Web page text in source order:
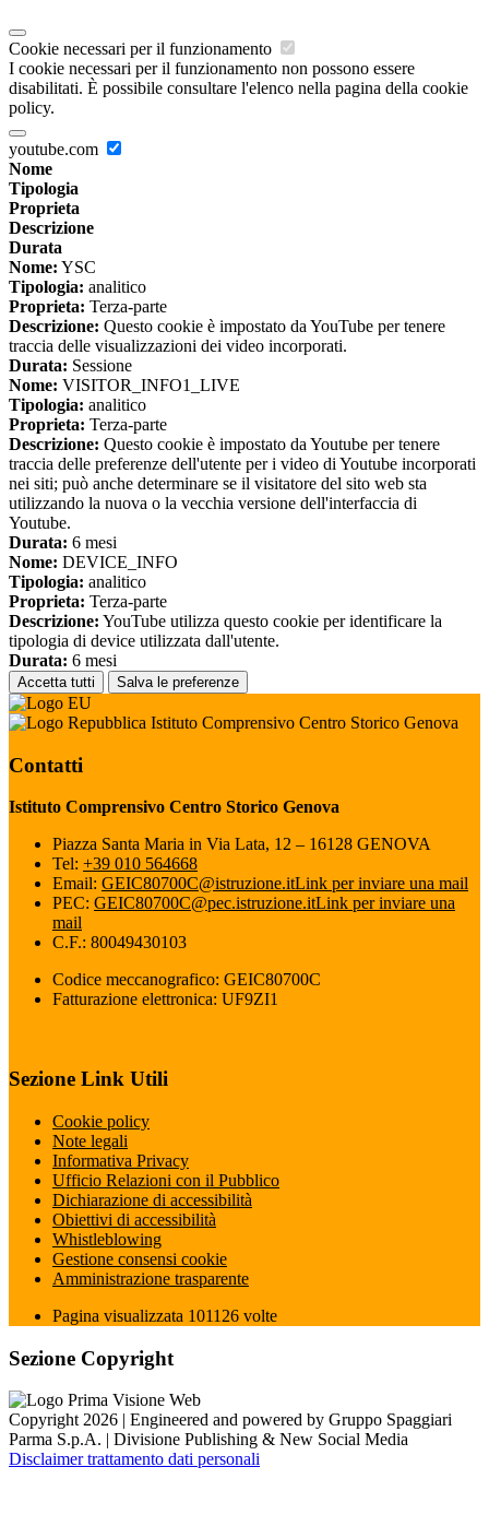
Cookie necessari per il funzionamento
I cookie necessari per il funzionamento non possono essere
disabilitati. È possibile consultare l'elenco nella pagina della cookie
policy.
youtube.com
Nome
Tipologia
Proprieta
Descrizione
Durata
Nome: YSC
Tipologia: analitico
Proprieta: Terza-parte
Descrizione: Questo cookie è impostato da YouTube per tenere
traccia delle visualizzazioni dei video incorporati.
Durata: Sessione
Nome: VISITOR_INFO1_LIVE
Tipologia: analitico
Proprieta: Terza-parte
Descrizione: Questo cookie è impostato da Youtube per tenere
traccia delle preferenze dell'utente per i video di Youtube incorporati
nei siti; può anche determinare se il visitatore del sito web sta
utilizzando la nuova o la vecchia versione dell'interfaccia di
Youtube.
Durata: 6 mesi
Nome: DEVICE_INFO
Tipologia: analitico
Proprieta: Terza-parte
Descrizione: YouTube utilizza questo cookie per identificare la
tipologia di device utilizzata dall'utente.
Durata: 6 mesi
Accetta tutti Salva le preferenze
Istituto Comprensivo Centro Storico Genova
Contatti
Istituto Comprensivo Centro Storico Genova
Piazza Santa Maria in Via Lata, 12 – 16128 GENOVA
Tel: +39 010 564668
Email: GEIC80700C@istruzione.itLink per inviare una mail
PEC: GEIC80700C@pec.istruzione.itLink per inviare una
mail
C.F.: 80049430103
Codice meccanografico: GEIC80700C
Fatturazione elettronica: UF9ZI1
Sezione Link Utili
Cookie policy
Note legali
Informativa Privacy
Ufficio Relazioni con il Pubblico
Dichiarazione di accessibilità
Obiettivi di accessibilità
Whistleblowing
Gestione consensi cookie
Amministrazione trasparente
Pagina visualizzata 101126 volte
Sezione Copyright
Copyright 2026 | Engineered and powered by Gruppo Spaggiari
Parma S.p.A. | Divisione Publishing & New Social Media
Disclaimer trattamento dati personali